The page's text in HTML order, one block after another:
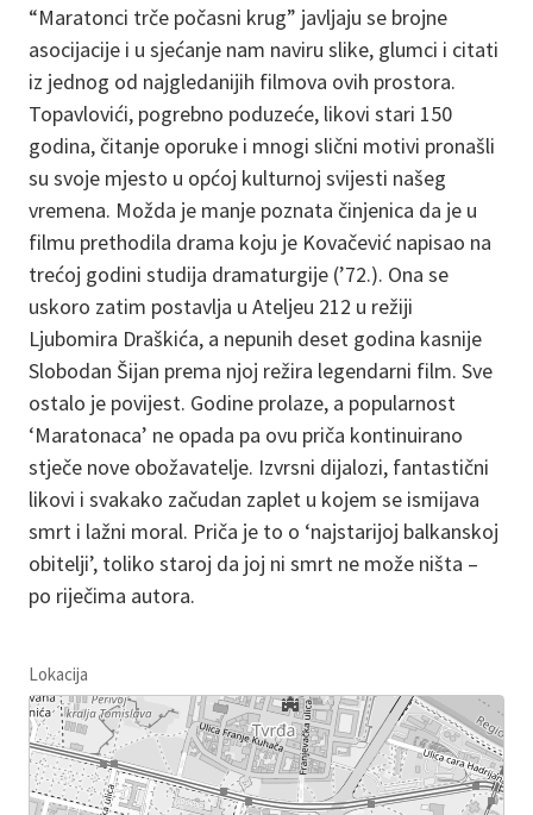
“Maratonci trče počasni krug” javljaju se brojne
asocijacije i u sjećanje nam naviru slike, glumci i citati
iz jednog od najgledanijih filmova ovih prostora.
Topavlovići, pogrebno poduzeće, likovi stari 150
godina, čitanje oporuke i mnogi slični motivi pronašli
su svoje mjesto u općoj kulturnoj svijesti našeg
vremena. Možda je manje poznata činjenica da je u
filmu prethodila drama koju je Kovačević napisao na
trećoj godini studija dramaturgije (’72.). Ona se
uskoro zatim postavlja u Ateljeu 212 u režiji
Ljubomira Draškića, a nepunih deset godina kasnije
Slobodan Šijan prema njoj režira legendarni film. Sve
ostalo je povijest. Godine prolaze, a popularnost
‘Maratonaca’ ne opada pa ovu priča kontinuirano
stječe nove obožavatelje. Izvrsni dijalozi, fantastični
likovi i svakako začudan zaplet u kojem se ismijava
smrt i lažni moral. Priča je to o ‘najstarijoj balkanskoj
obitelji’, toliko staroj da joj ni smrt ne može ništa –
po riječima autora.
Lokacija